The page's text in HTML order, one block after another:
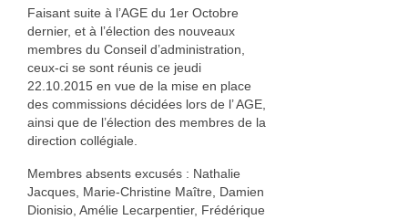
Gwladys Lopez
Annie Mayan
Brigitte Moron
Annie Hostein Mortier
Danièle Raya-Moreno
Faisant suite à l’AGE du 1er Octobre
dernier, et à l’élection des nouveaux
membres du Conseil d’administration,
ceux-ci se sont réunis ce jeudi
22.10.2015 en vue de la mise en place
des commissions décidées lors de l’ AGE,
ainsi que de l’élection des membres de la
direction collégiale.
Membres absents excusés : Nathalie
Jacques, Marie-Christine Maître, Damien
Dionisio, Amélie Lecarpentier, Frédérique